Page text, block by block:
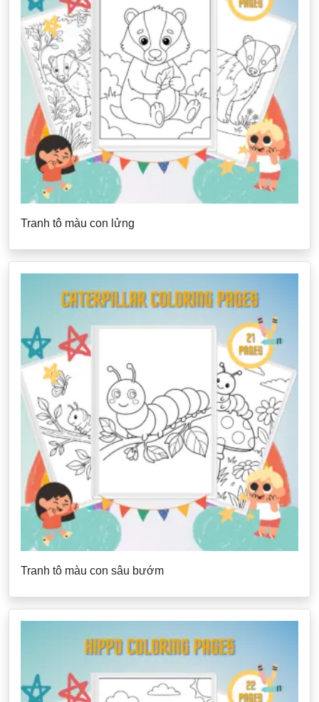
Tranh tô màu con lửng
Tranh tô màu con sâu bướm